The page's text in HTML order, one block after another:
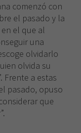
comenzó con
el pasado y la
el que al
una
olvidarlo
olvida su
Frente a estas
pasado, opuso
que